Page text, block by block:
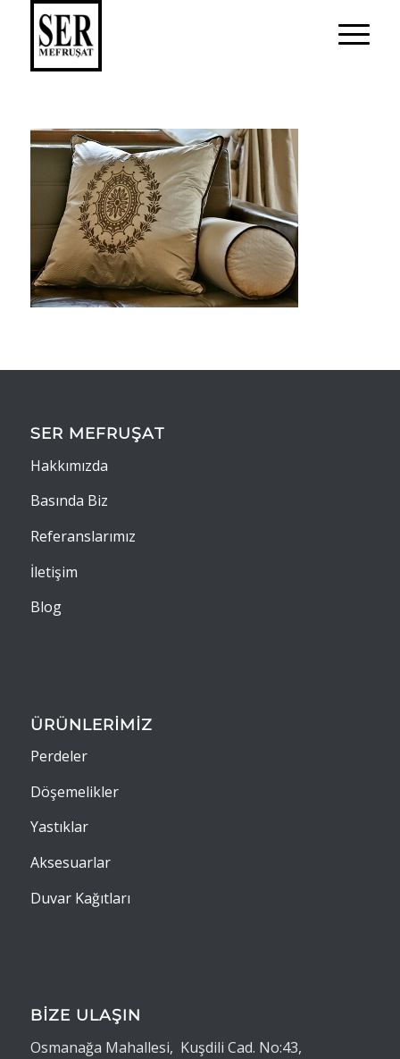
SER MEFRUŞAT
Hakkımızda
Basında Biz
Referanslarımız
İletişim
Blog
ÜRÜNLERİMİZ
Perdeler
Döşemelikler
Yastıklar
Aksesuarlar
Duvar Kağıtları
BİZE ULAŞIN
Osmanağa Mahallesi, Kuşdili Cad. No:43,